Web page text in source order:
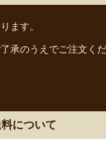
ます。
承のうえでご注文くだ
について